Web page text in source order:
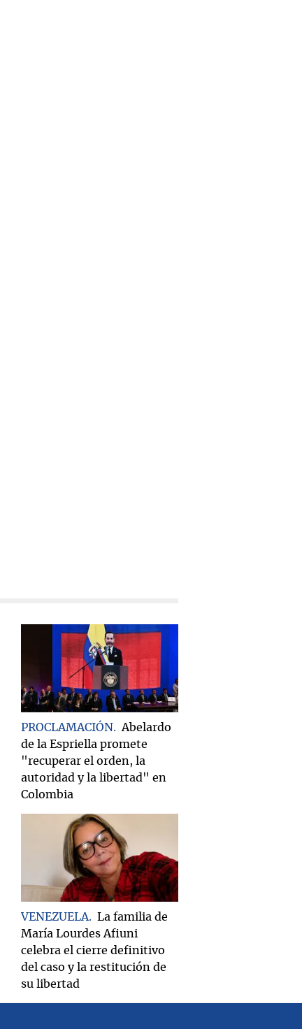
PROCLAMACIÓN
Abelardo
de la Espriella promete
"recuperar el orden, la
autoridad y la libertad" en
Colombia
VENEZUELA
La familia de
María Lourdes Afiuni
celebra el cierre definitivo
del caso y la restitución de
su libertad